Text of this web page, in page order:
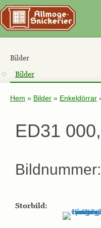
Bilder
Bilder
Hem » Bilder » Enkeldörrar
ED31
Storbild: